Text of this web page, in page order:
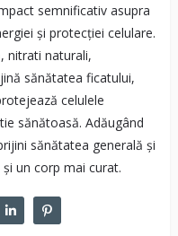
semnificativ asupra
și protecției celulare.
nitrati naturali,
sănătatea ficatului,
celulele
sănătoasă. Adăugând
sănătatea generală și
un corp mai curat.